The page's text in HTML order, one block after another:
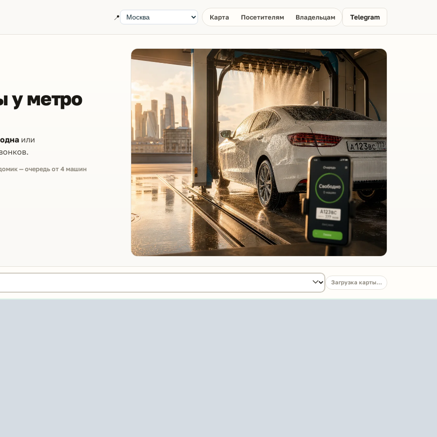
📍 Карта Посетителям Владельцам Telegram
у метро
или
— очередь от 4 машин
Загрузка карты…